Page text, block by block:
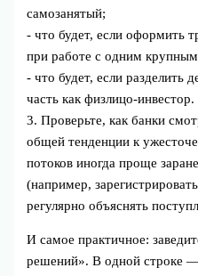
самозанятый;
- что будет, если оформить
при работе с одним крупным
- что будет, если разделить
часть как физлицо‑инвестор.
3. Проверьте, как банки
общей тенденции к
потоков иногда проще
(например,
регулярно объяснять
И самое практичное:
решений». В одной строке